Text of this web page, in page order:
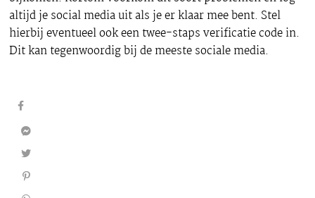
altijd je social media uit als je er klaar mee bent. Stel
hierbij eventueel ook een twee-staps verificatie code in.
Dit kan tegenwoordig bij de meeste sociale media.